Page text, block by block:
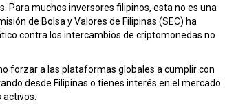
Para muchos inversores filipinos, esta no es una
de Bolsa y Valores de Filipinas (SEC) ha
contra los intercambios de criptomonedas no
forzar a las plataformas globales a cumplir con
desde Filipinas o tienes interés en el mercado